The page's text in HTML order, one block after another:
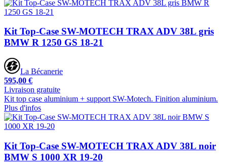
Kit Top-Case SW-MOTECH TRAX ADV 38L gris
BMW R 1250 GS 18-21
La Bécanerie
595,00 €
Livraison gratuite
Kit top case aluminium + support SW-Motech. Finition aluminium.
Plus d'infos
Kit Top-Case SW-MOTECH TRAX ADV 38L noir
BMW S 1000 XR 19-20